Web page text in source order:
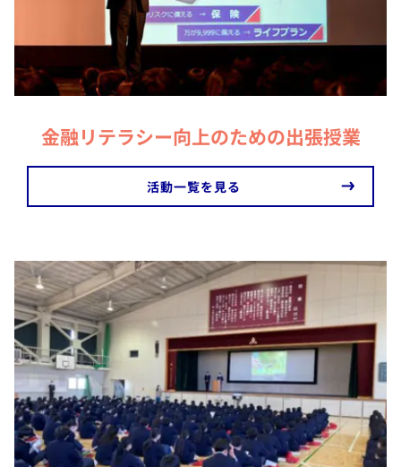
金融リテラシー向上のための出張授業
​活動一覧を見る